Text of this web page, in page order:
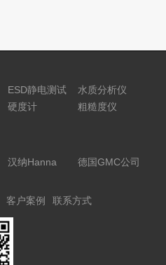
ESD静电测试
仪
水质分析仪
硬度计
粗糙度仪
汉纳Hanna 德国GMC公司
客户案例 联系方式